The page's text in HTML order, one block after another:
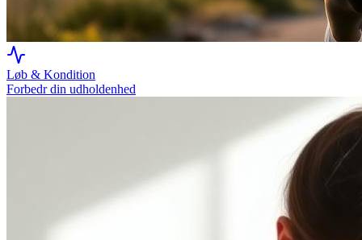
Løb & Kondition
Forbedr din udholdenhed